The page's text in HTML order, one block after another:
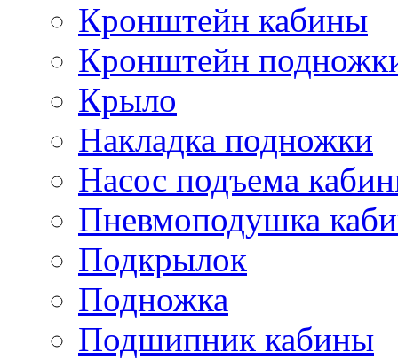
Кронштейн кабины
Кронштейн
Крыло
Накладка подножки
Насос подъема
Пневмоподушка
Подкрылок
Подножка
Подшипник кабины